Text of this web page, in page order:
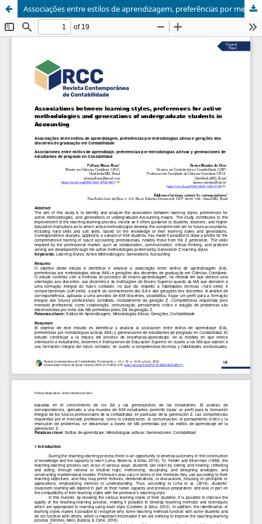
Associações entre estilos de aprendizagem, preferências por metodologias ativas e gerações dos discentes de graduação em Contabilidade